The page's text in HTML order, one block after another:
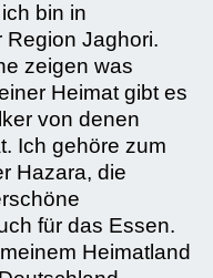
bin in
Region Jaghori.
zeigen was
Heimat gibt es
von denen
Ich gehöre zum
Hazara, die
für das Essen.
Heimatland